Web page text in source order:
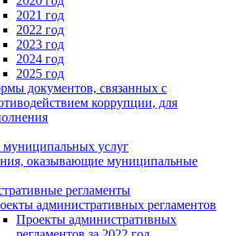
2021 год
2022 год
2023 год
2024 год
2025 год
документов, связанных с
коррупции, для
услуг
оказывающие муниципальные
регламенты
административных регламентов
Проекты административных